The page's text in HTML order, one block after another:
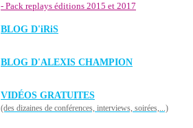
- Pack replays éditions 2015 et 2017
BLOG D'iRiS
BLOG D'ALEXIS CHAMPION
VIDÉOS GRATUITES
(des dizaines de conférences, interviews, soirées,...)